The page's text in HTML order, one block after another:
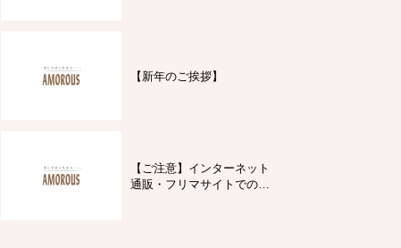
【新年のご挨拶】
【ご注意】インターネット
通販・フリマサイトでの製